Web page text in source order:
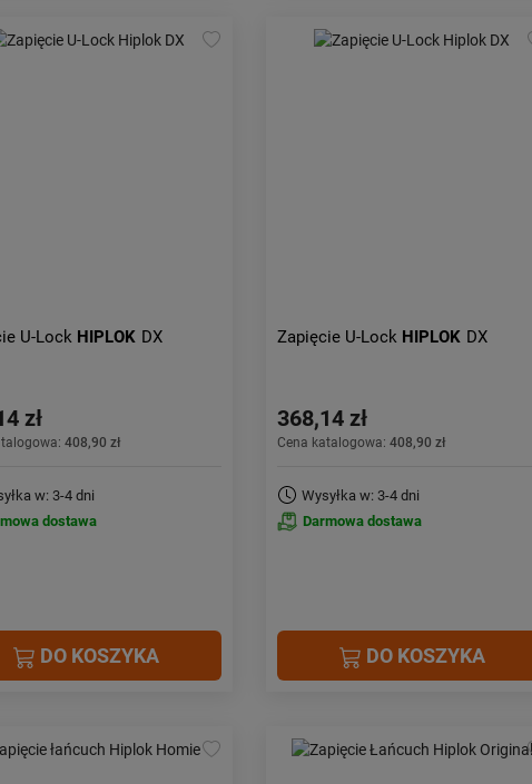
U-Lock HIPLOK DX
zł
408,90 zł
w: 3-4 dni
dostawa
DO KOSZYKA
Zapięcie U-Lock HIPLOK DX
368,14 zł
Cena katalogowa: 408,90 zł
Wysyłka w: 3-4 dni
Darmowa dostawa
DO KOSZYKA